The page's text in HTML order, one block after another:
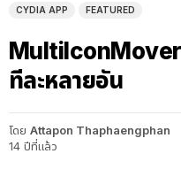
CYDIA APP FEATURED
ทีละหลายอัน
โดย Attapon Thaphaengphan
14 ปีที่แล้ว